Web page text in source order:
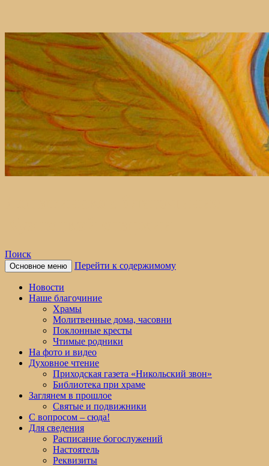
Поиск
Основное меню Перейти к содержимому
Новости
Наше благочиние
Храмы
Молитвенные дома, часовни
Поклонные кресты
Чтимые родники
На фото и видео
Духовное чтение
Приходская газета «Никольский звон»
Библиотека при храме
Заглянем в прошлое
Святые и подвижники
С вопросом – сюда!
Для сведения
Расписание богослужений
Настоятель
Реквизиты